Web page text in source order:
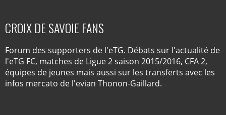
CROIX DE SAVOIE FANS
Forum des supporters de l'eTG. Débats sur l'actualité de
l'eTG FC, matches de Ligue 2 saison 2015/2016, CFA 2,
équipes de jeunes mais aussi sur les transferts avec les
infos mercato de l'evian Thonon-Gaillard.